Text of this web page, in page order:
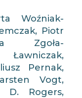
Woźniak-
Piotr
Zgoła-
Ławniczak,
Pernak,
Vogt,
D. Rogers,